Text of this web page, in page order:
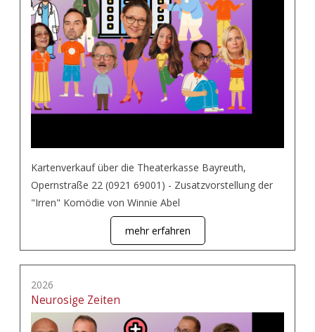
Kartenverkauf über die Theaterkasse Bayreuth,
Opernstraße 22 (0921 69001) - Zusatzvorstellung der
"Irren" Komödie von Winnie Abel
mehr erfahren
2026
Neurosige Zeiten